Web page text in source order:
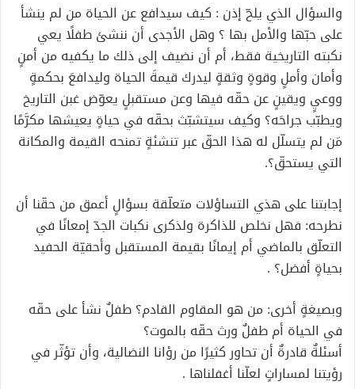
والسؤال الذي يلحّ إذن : كيف سيدافع عن الحياة من لم ينشأ
على حبّها والأمل بها ؟ وهل الأجدى أن ننشئ طفلًا يعي
نكبته التاريخية فقط، أم أن نضيف إلى ذلك ما يكفيه من أمنٍ
وأمان وأملٍ وقوةٍ وثقةٍ ليدرك قيمةَ الحياة وليدافعَ بحكمةٍ
ووعيٍ ويقينٍ عن حقّه فيها وعن مستقبلٍ يعوّض غبن التاريخ
ويطبّب جراحَه؟ وكيف سيتشبّث بحقّه في حياةٍ يعيشها مكرَّمًا
مَن لم يتسلّل له هذا الحقّ عبر تنشئةٍ تمنحه القيمة والمكانة
التي يستحقّ؟.
إجابتنا على هذي التساؤلات متعلّقة بسؤالٍ أعمق من حقّنا أن
نطرحه: فهل نخلص للذاكرة ولذكرى نكبات الجدّ إمعانًا في
التعلّق بالماضي أم إيمانًا بقيمة المستقبل وأحقيّة الحفيد
بحياةٍ أفضل؟ .
وبصيغةٍ أخرى: من هو المقاوم القادم؟ طفلٌ نشأ على حقّه
في الحياة أم طفلٌ ورث حقّه بالموت؟
أسئلةٌ قادرةٌ أن تحاور كثيرًا من رؤانا النضالية، وأن تؤثّر في
رؤيتنا لمساراتٍ لعلّنا أغفلناها .